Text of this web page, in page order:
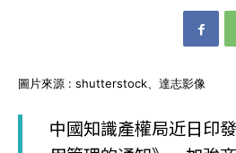
圖片來源 : shutterstock、達志影像
中國知識產權局近日印